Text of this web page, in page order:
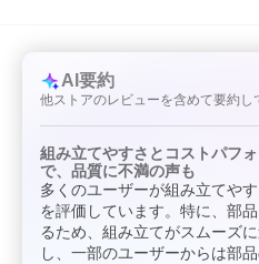
AI要約
他ストアのレビューを含めて要約し
組み立てやすさとコストパフ
で、品質に不満の声も
多くのユーザーが組み立てや
を評価しています。特に、部
るため、組み立てがスムーズ
し、一部のユーザーからは部